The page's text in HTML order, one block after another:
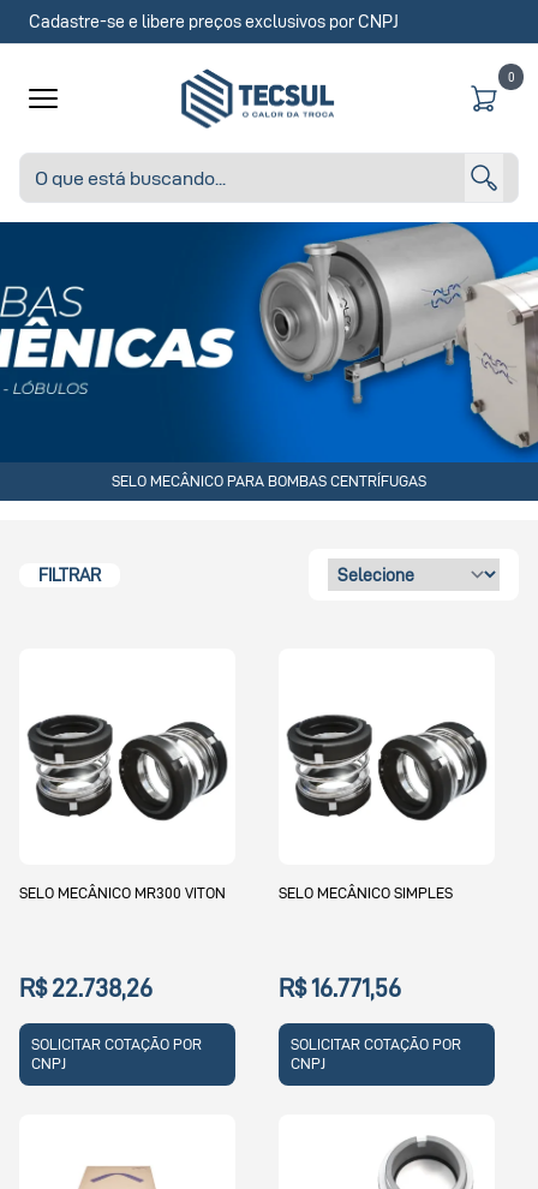
Cadastre-se e libere preços exclusivos por CNPJ
0
SELO MECÂNICO PARA BOMBAS CENTRÍFUGAS
FILTRAR
SELO MECÂNICO MR300 VITON
R$ 22.738,26
SOLICITAR COTAÇÃO POR
CNPJ
SELO MECÂNICO SIMPLES
R$ 16.771,56
SOLICITAR COTAÇÃO POR
CNPJ